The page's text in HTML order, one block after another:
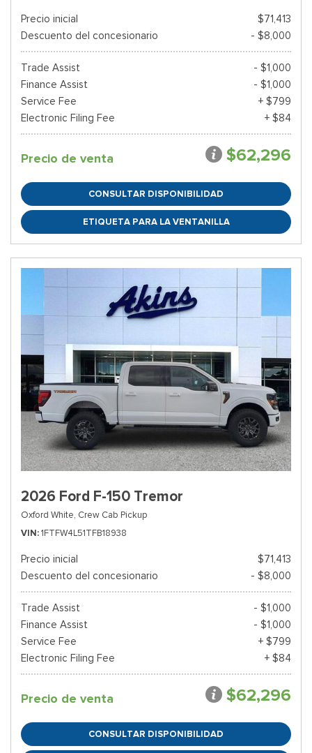
Precio inicial
$71,413
Descuento del concesionario
- $8,000
Trade Assist
- $1,000
Finance Assist
- $1,000
Service Fee
+ $799
Electronic Filing Fee
+ $84
Precio de venta $62,296
CONSULTAR DISPONIBILIDAD
ETIQUETA PARA LA VENTANILLA
2026 Ford F-150 Tremor
Oxford White, Crew Cab Pickup
VIN 1FTFW4L51TFB18938
Precio inicial
$71,413
Descuento del concesionario
- $8,000
Trade Assist
- $1,000
Finance Assist
- $1,000
Service Fee
+ $799
Electronic Filing Fee
+ $84
Precio de venta $62,296
CONSULTAR DISPONIBILIDAD